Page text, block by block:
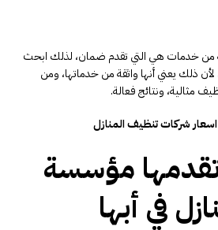
من خدمات هي التي تقدم ضمان، لذلك ابحث
ذلك يعني أنها واثقة من خدماتها، ومن
مثالية، ونتائج فعالة.
اسعار شركات تنظيف المنازل
مؤسسة
في أبها